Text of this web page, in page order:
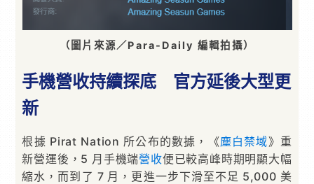
（圖片來源／Para-Daily 編輯拍攝）
手機營收持續探底 官方延後大型更
新
根據 Pirat Nation 所公布的數據，《塵白禁域》重
新營運後，5 月手機端營收便已較高峰時期明顯大幅
縮水，而到了 7 月，更進一步下滑至不足 5,000 美